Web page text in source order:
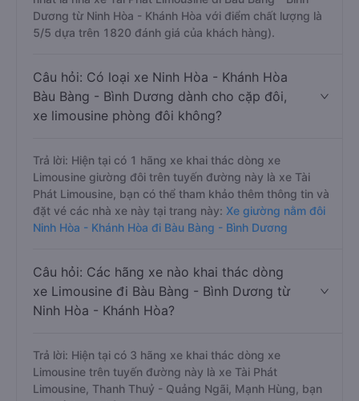
Dương từ Ninh Hòa - Khánh Hòa với điểm chất lượng là
5/5 dựa trên 1820 đánh giá của khách hàng).
Câu hỏi: Có loại xe Ninh Hòa - Khánh Hòa
Bàu Bàng - Bình Dương dành cho cặp đôi,
xe limousine phòng đôi không?
Trả lời: Hiện tại có 1 hãng xe khai thác dòng xe
Limousine giường đôi trên tuyến đường này là xe Tài
Phát Limousine, bạn có thể tham khảo thêm thông tin và
đặt vé các nhà xe này tại trang này: Xe giường nằm đôi
Ninh Hòa - Khánh Hòa đi Bàu Bàng - Bình Dương
Câu hỏi: Các hãng xe nào khai thác dòng
xe Limousine đi Bàu Bàng - Bình Dương từ
Ninh Hòa - Khánh Hòa?
Trả lời: Hiện tại có 3 hãng xe khai thác dòng xe
Limousine trên tuyến đường này là xe Tài Phát
Limousine, Thanh Thuỷ - Quảng Ngãi, Mạnh Hùng, bạn